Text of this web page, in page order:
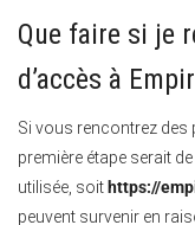
Que faire si je
d’accès à
Si vous rencontrez des
première étape serait
utilisée, soit https://
peuvent survenir en